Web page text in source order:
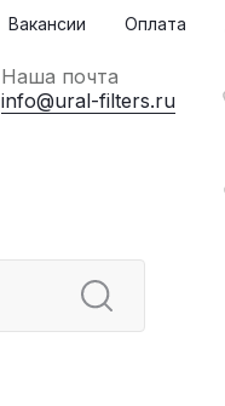
Вакансии Оплата
Наша почта
info@ural-filters.ru